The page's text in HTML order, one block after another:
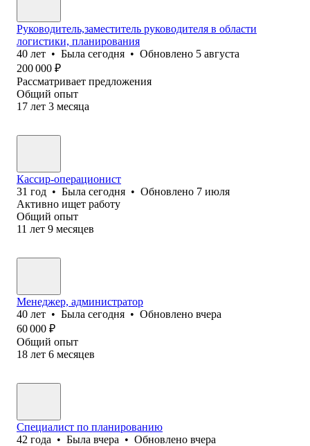
Руководитель,заместитель руководителя в области
логистики, планирования
40 лет • Была сегодня • Обновлено 5 августа
200 000 ₽
Рассматривает предложения
Общий опыт
17 лет 3 месяца
Кассир-операционист
31 год • Была сегодня • Обновлено 7 июля
Активно ищет работу
Общий опыт
11 лет 9 месяцев
Менеджер, администратор
40 лет • Была сегодня • Обновлено вчера
60 000 ₽
Общий опыт
18 лет 6 месяцев
Специалист по планированию
42 года • Была вчера • Обновлено вчера